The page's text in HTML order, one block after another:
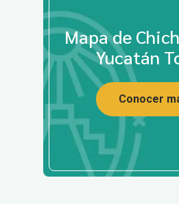
Mapa de
Yucatán
Conocer